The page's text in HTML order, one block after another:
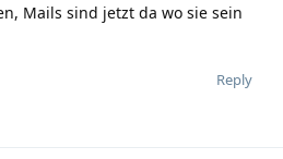
Mails sind jetzt da wo sie sein
Reply